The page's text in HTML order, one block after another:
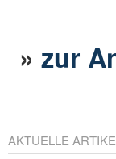
»zur
AKTUELLE